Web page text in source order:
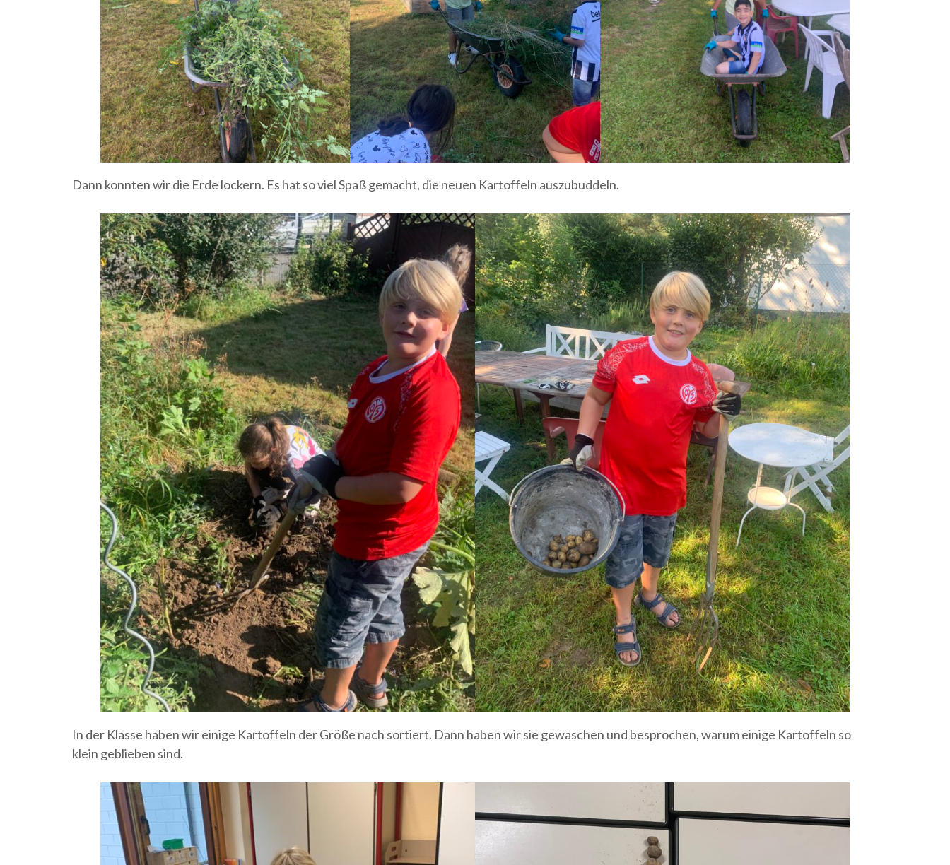
Dann konnten wir die Erde lockern. Es hat so viel Spaß gemacht, die neuen Kartoffeln auszubuddeln.
In der Klasse haben wir einige Kartoffeln der Größe nach sortiert. Dann haben wir sie gewaschen und besprochen, warum einige Kartoffeln so
klein geblieben sind.